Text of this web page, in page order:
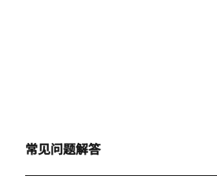
常见问题解答